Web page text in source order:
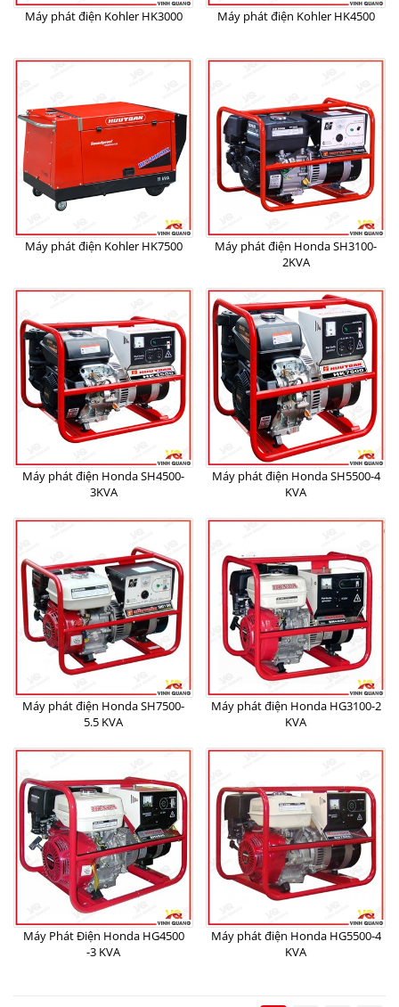
Máy phát điện Kohler HK3000 Máy phát điện Kohler HK4500
Máy phát điện Kohler HK7500
Máy phát điện Honda SH3100-
2KVA
Máy phát điện Honda SH4500-
3KVA
Máy phát điện Honda SH5500-4
KVA
Máy phát điện Honda SH7500-
5.5 KVA
Máy phát điện Honda HG3100-2
KVA
Máy Phát Điện Honda HG4500
-3 KVA
Máy phát điện Honda HG5500-4
KVA